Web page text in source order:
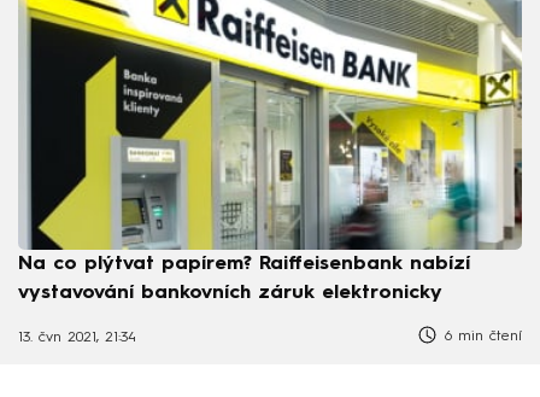
Na co plýtvat papírem? Raiffeisenbank nabízí
vystavování bankovních záruk elektronicky
13. čvn 2021, 21:34 6 min čtení